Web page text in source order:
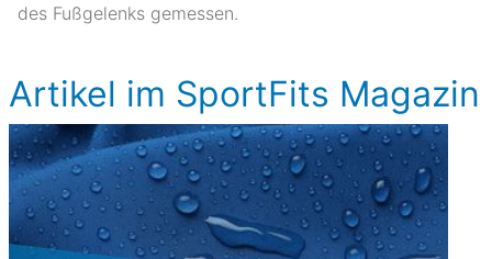
des Fußgelenks gemessen.
Artikel im SportFits Magazin